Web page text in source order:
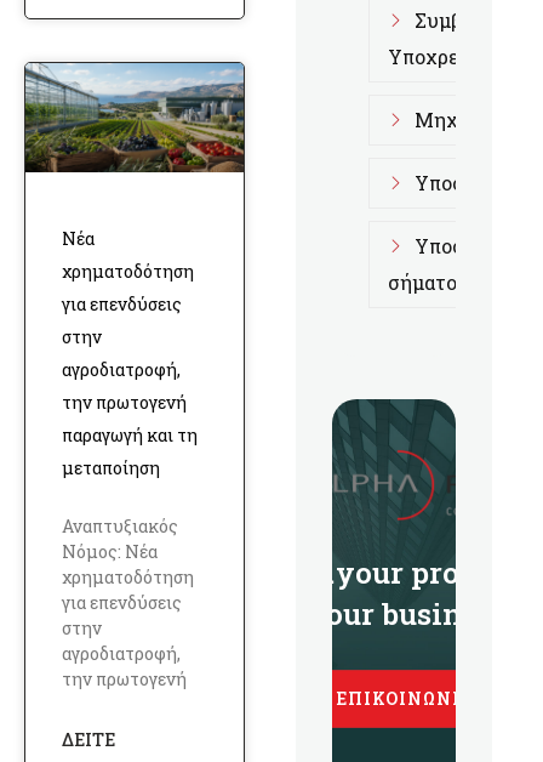
Νέα
χρηματοδότηση
για επενδύσεις
στην
αγροδιατροφή,
την πρωτογενή
παραγωγή και τη
μεταποίηση
Αναπτυξιακός
Νόμος: Νέα
χρηματοδότηση
για επενδύσεις
στην
αγροδιατροφή,
την πρωτογενή
ΔΕΊΤΕ
Υποχρεώσεων
Υποστήριξη
Υποστήριξη
σήματος
...your profit is
our business
ΕΠΙΚΟΙΝΩΝΊΑ